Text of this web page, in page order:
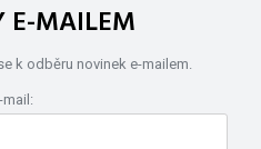
E-MAILEM
k odběru novinek e-mailem.
mail: